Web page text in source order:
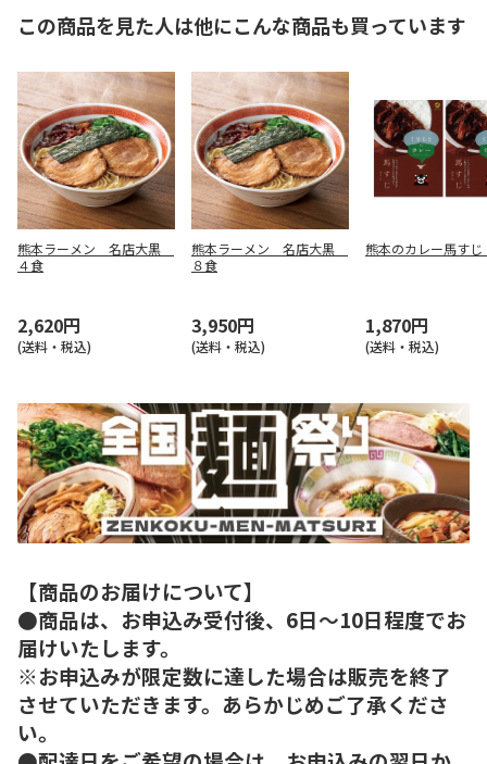
この商品を見た人は他にこんな商品も買っています
熊本ラーメン 名店大黒
４食
2,620円
(送料・税込)
熊本ラーメン 名店大黒
８食
3,950円
(送料・税込)
熊本のカレー馬す
1,870円
(送料・税込)
【商品のお届けについて】
●商品は、お申込み受付後、6日～10日程度でお
届けいたします。
※お申込みが限定数に達した場合は販売を終了
させていただきます。あらかじめご了承くださ
い。